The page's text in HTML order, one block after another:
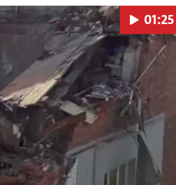
videa...
01:25